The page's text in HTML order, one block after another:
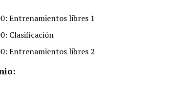
Entrenamientos libres 1
Clasificación
Entrenamientos libres 2